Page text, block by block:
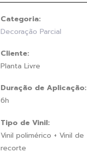
Categoria:
Decoração Parcial
Cliente:
Planta Livre
Duração de Aplicação:
6h
Tipo de Vinil:
Vinil polimérico + Vinil de
recorte